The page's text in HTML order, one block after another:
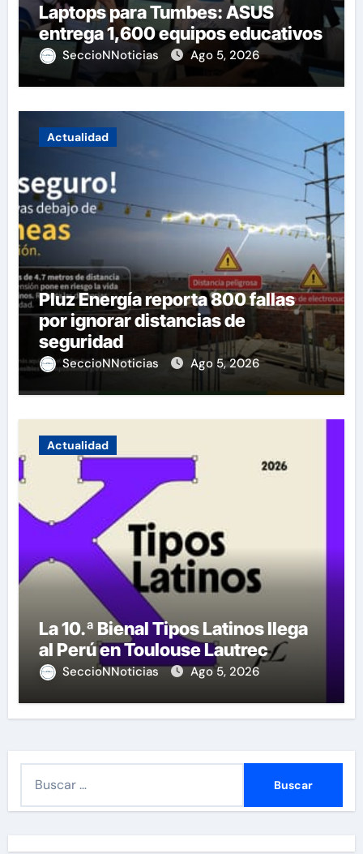
Laptops para Tumbes: ASUS
entrega 1,600 equipos educativos
SeccioNNoticias Ago 5, 2026
Actualidad
Pluz Energía reporta 800 fallas
por ignorar distancias de
seguridad
SeccioNNoticias Ago 5, 2026
Actualidad
La 10.ª Bienal Tipos Latinos llega
al Perú en Toulouse Lautrec
SeccioNNoticias Ago 5, 2026